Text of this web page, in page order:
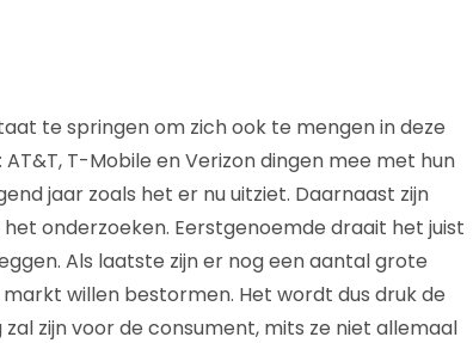
te springen om zich ook te mengen in deze
T-Mobile en Verizon dingen mee met hun
jaar zoals het er nu uitziet. Daarnaast zijn
onderzoeken. Eerstgenoemde draait het juist
Als laatste zijn er nog een aantal grote
willen bestormen. Het wordt dus druk de
zijn voor de consument, mits ze niet allemaal